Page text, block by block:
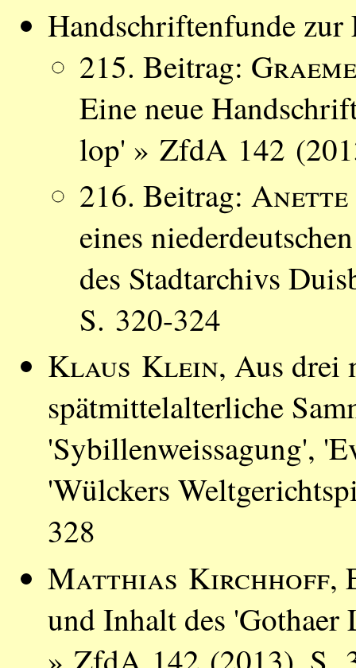
Handschriftenfunde
215. Beitrag:
Eine neue
lop' » ZfdA 142
216. Beitrag:
eines
des Stadtarchivs
S. 320-324
Klaus Klein, Aus drei
spätmittelalterliche
'Sybillenweissagung',
'Wülckers
328
Matthias Kirchhoff,
und Inhalt des 'Gothaer